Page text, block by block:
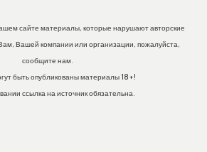
сайте материалы, которые нарушают авторские
Вашей компании или организации, пожалуйста,
сообщите нам.
быть опубликованы материалы 18+!
ссылка на источник обязательна.